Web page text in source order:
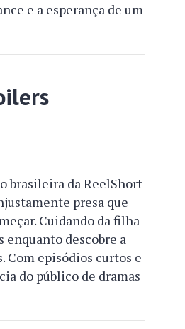
e a esperança de um
brasileira da ReelShort
presa que
Cuidando da filha
descobre a
Com episódios curtos e
do público de dramas